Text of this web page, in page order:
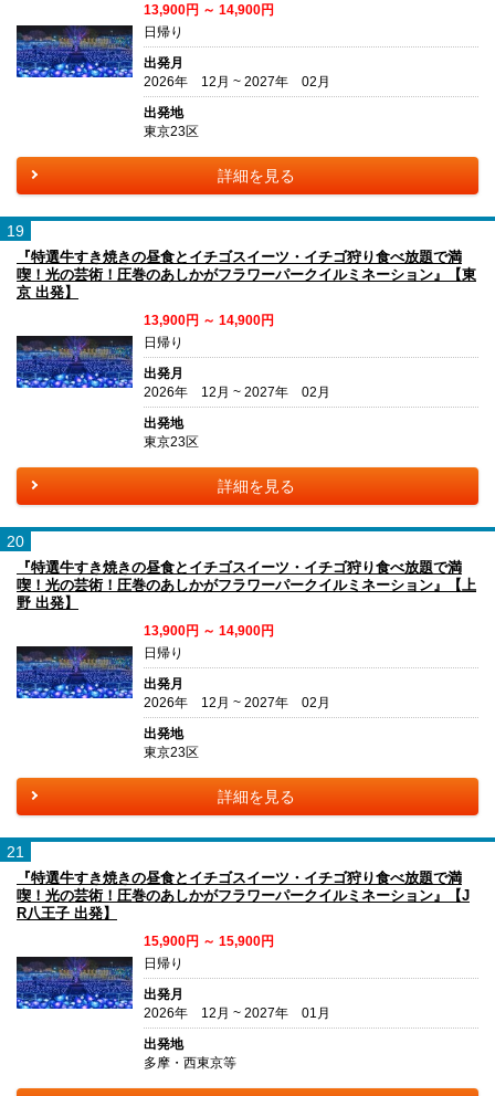
13,900円 ～ 14,900円
日帰り
出発月
2026年 12月 ~ 2027年 02月
出発地
東京23区
詳細を見る
19
『特選牛すき焼きの昼食とイチゴスイーツ・イチゴ狩り食べ放題で満
喫！光の芸術！圧巻のあしかがフラワーパークイルミネーション』【東
京 出発】
13,900円 ～ 14,900円
日帰り
出発月
2026年 12月 ~ 2027年 02月
出発地
東京23区
詳細を見る
20
『特選牛すき焼きの昼食とイチゴスイーツ・イチゴ狩り食べ放題で満
喫！光の芸術！圧巻のあしかがフラワーパークイルミネーション』【上
野 出発】
13,900円 ～ 14,900円
日帰り
出発月
2026年 12月 ~ 2027年 02月
出発地
東京23区
詳細を見る
21
『特選牛すき焼きの昼食とイチゴスイーツ・イチゴ狩り食べ放題で満
喫！光の芸術！圧巻のあしかがフラワーパークイルミネーション』【J
R八王子 出発】
15,900円 ～ 15,900円
日帰り
出発月
2026年 12月 ~ 2027年 01月
出発地
多摩・西東京等